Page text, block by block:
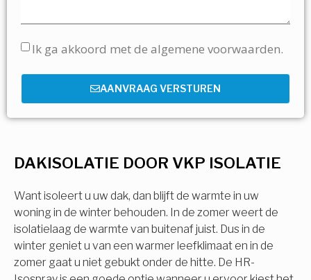
DAKISOLATIE DOOR VKP ISOLATIE
Want isoleert u uw dak, dan blijft de warmte in uw
woning in de winter behouden. In de zomer weert de
isolatielaag de warmte van buitenaf juist. Dus in de
winter geniet u van een warmer leefklimaat en in de
zomer gaat u niet gebukt onder de hitte. De HR-
Ik ga akkoord met de algemene voorwaarden.
AANVRAAG VERSTUREN